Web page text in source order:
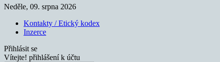
Neděle, 09. srpna 2026
Kontakty / Etický kodex
Inzerce
Přihlásit se
Vítejte! přihlášení k účtu